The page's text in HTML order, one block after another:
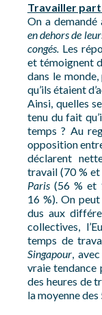
Travailler
On a
en dehors de
congés. Les
et témoignent
dans le monde,
qu’ils étaient
Ainsi, quelles
tenu du fait
temps ? Au
opposition
déclarent
travail (70 % et
Paris (56 % et
16 %). On
dus aux
collectives,
temps de
Singapour,
vraie tendance
des heures de
la moyenne